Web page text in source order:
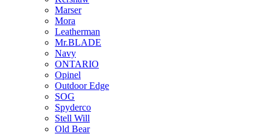
Marser
Mora
Leatherman
Mr.BLADE
Navy
ONTARIO
Opinel
Outdoor Edge
SOG
Spyderco
Stell Will
Old Bear